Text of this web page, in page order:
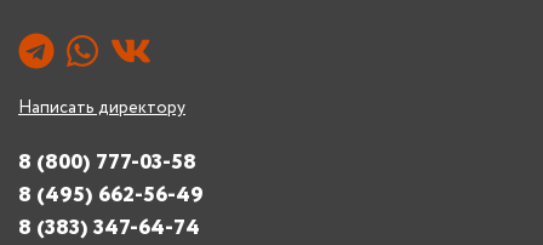
Написать директору
8 (800) 777-03-58
8 (495) 662-56-49
8 (383) 347-64-74